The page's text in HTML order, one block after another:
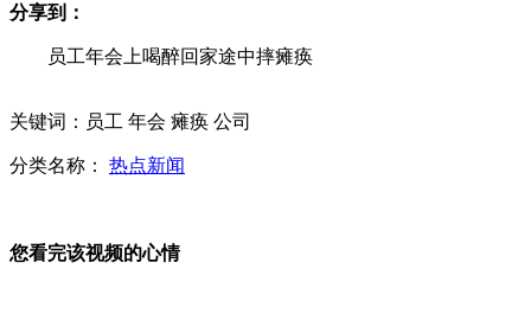
张学友称春晚只唱一首感没诚意
历代央视春晚美女主持大盘点
分享到：
员工年会上喝醉回家途中摔瘫痪
关键词：员工 年会 瘫痪 公司
分类名称： 热点新闻
您看完该视频的心情